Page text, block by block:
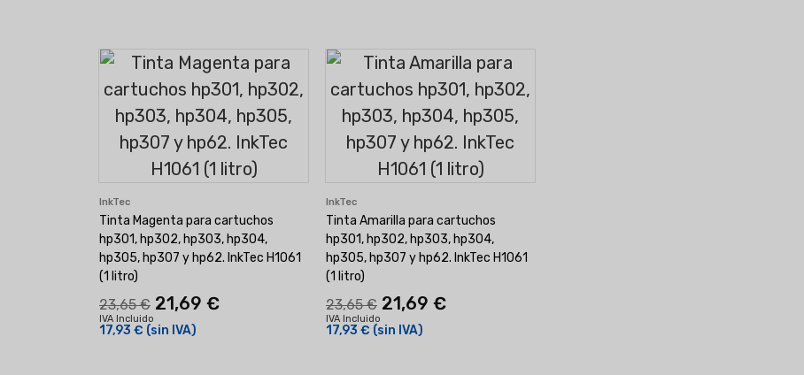
InkTec
Tinta Magenta para cartuchos
hp301, hp302, hp303, hp304,
hp305, hp307 y hp62. InkTec H1061
(1 litro)
23,65 € 21,69 €
IVA Incluido
17,93 € (sin IVA)
InkTec
Tinta Amarilla para cartuchos
hp301, hp302, hp303, hp304,
hp305, hp307 y hp62. InkTec H1061
(1 litro)
23,65 € 21,69 €
IVA Incluido
17,93 € (sin IVA)